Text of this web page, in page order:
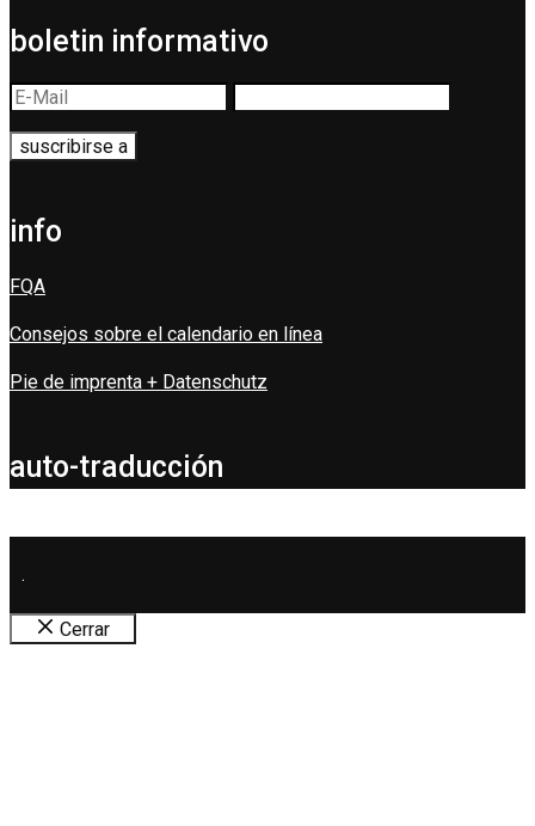
boletin informativo
info
FQA
Consejos sobre el calendario en línea
Pie de imprenta + Datenschutz
auto-traducción
.
Cerrar